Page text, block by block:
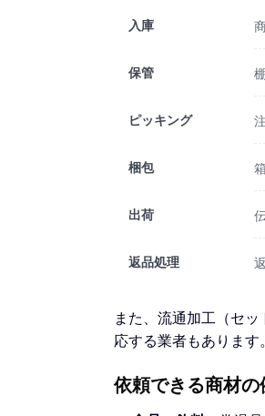
入庫
保管
ピッキング
梱包
出荷
返品処理
また、流通加工（セ
応する業者もあります。
依頼できる商材の